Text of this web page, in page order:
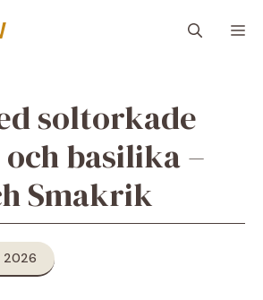
soltorkade
basilika –
Smakrik
2026